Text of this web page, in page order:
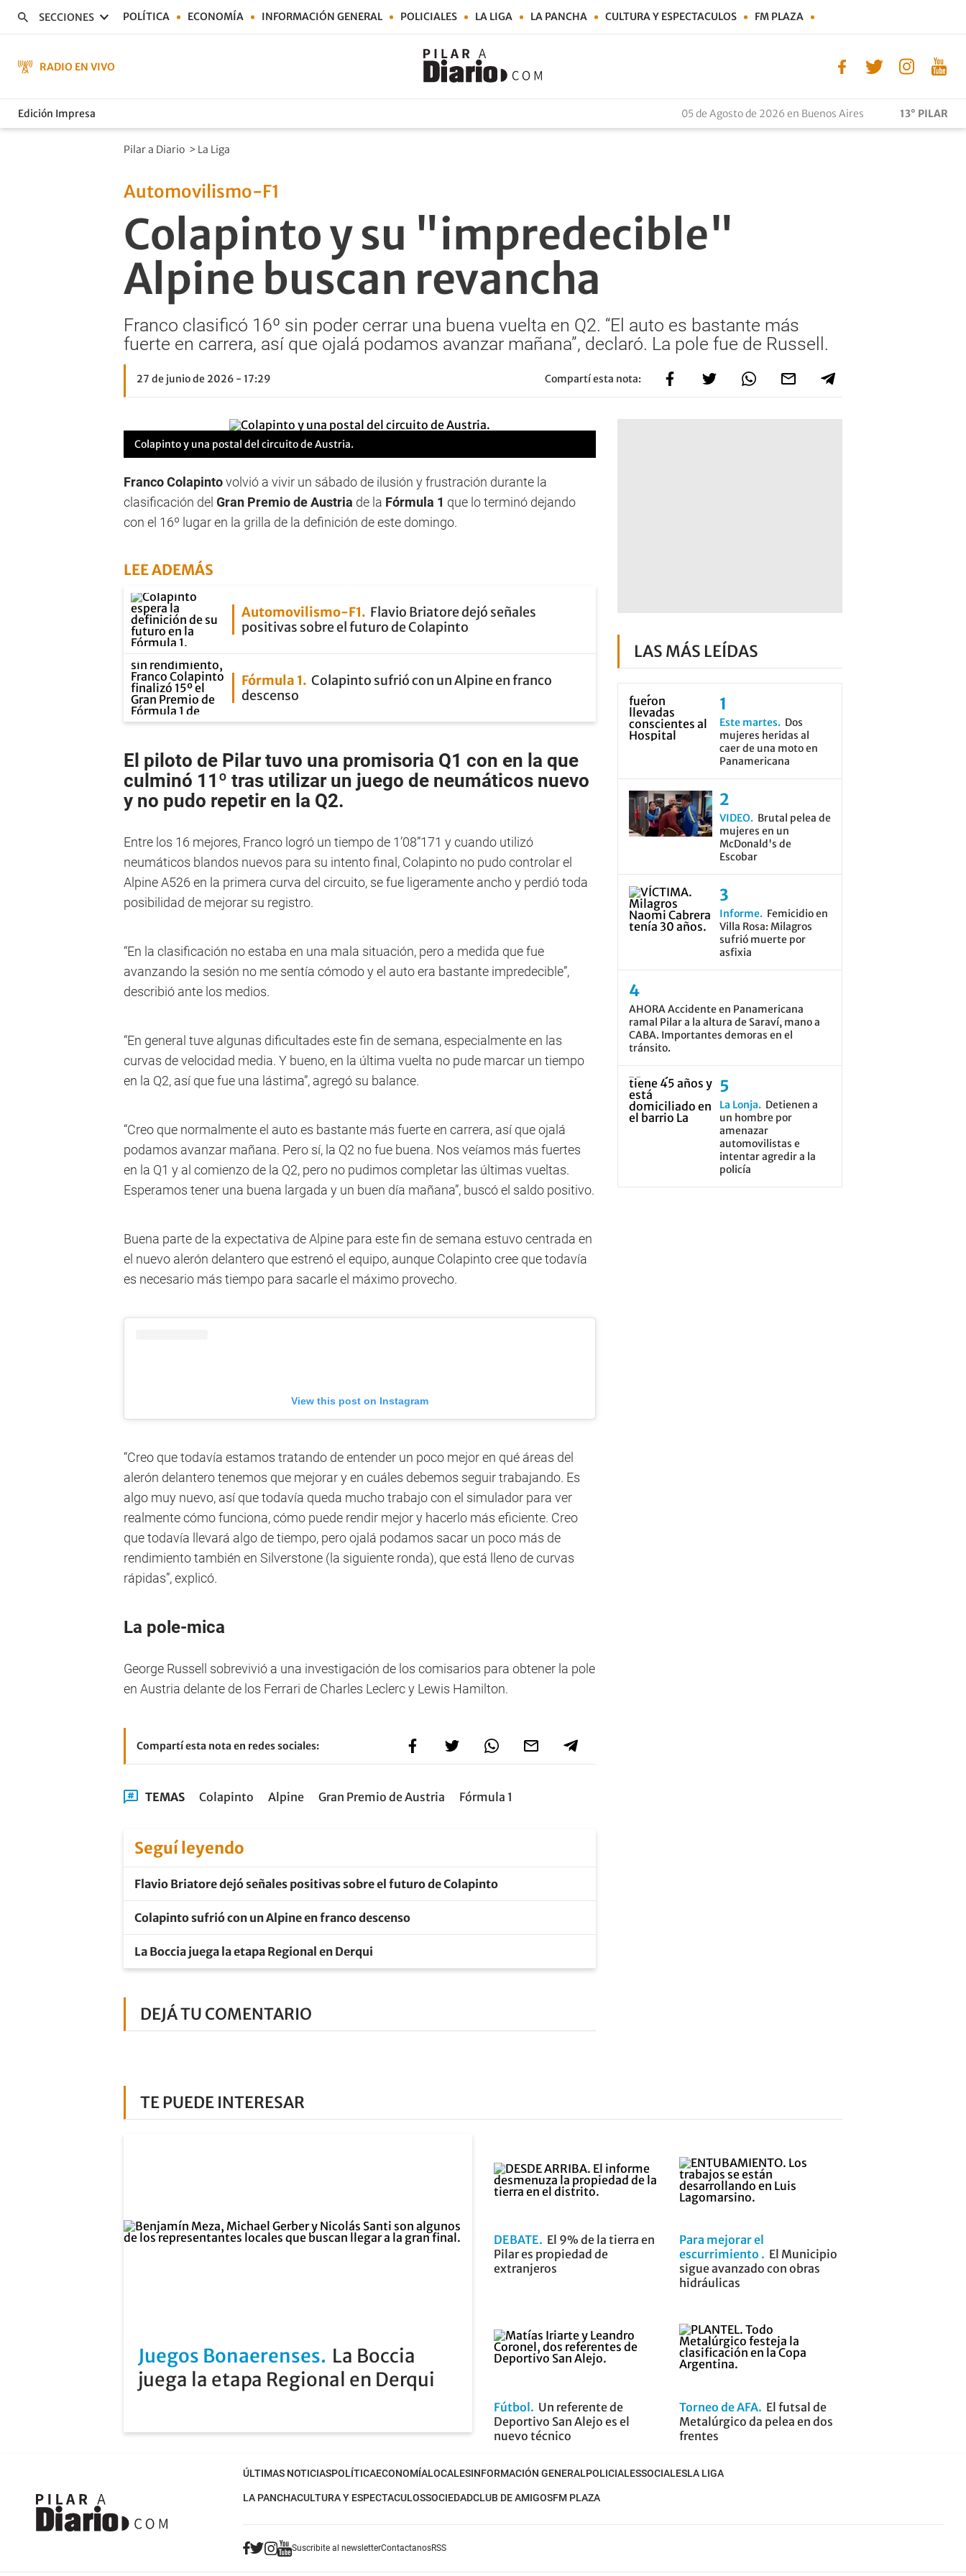
SECCIONES POLÍTICA ECONOMÍA INFORMACIÓN GENERAL POLICIALES LA LIGA LA PANCHA CULTURA Y ESPECTACULOS FM PLAZA
RADIO EN VIVO
Edición Impresa 05 de Agosto de 2026 en Buenos Aires 13° PILAR
Pilar a Diario > La Liga
Automovilismo-F1
Colapinto y su "impredecible"
Alpine buscan revancha
Franco clasificó 16º sin poder cerrar una buena vuelta en Q2. “El auto es bastante más
fuerte en carrera, así que ojalá podamos avanzar mañana”, declaró. La pole fue de Russell.
27 de junio de 2026 - 17:29 Compartí esta nota:
Colapinto y una postal del circuito de Austria.
Franco Colapintovolvió a vivir un sábado de ilusión y frustración durante la
clasificación del Gran Premio de Austria de la Fórmula 1 que lo terminó dejando
con el 16º lugar en la grilla de la definición de este domingo.
LEE ADEMÁS
Automovilismo-F1
Flavio Briatore dejó señales
positivas sobre el futuro de Colapinto
Fórmula 1
Colapinto sufrió con un Alpine en franco
descenso
El piloto de Pilartuvo una promisoria Q1 con en la que
culminó 11º tras utilizar un juego de neumáticos nuevo
y no pudo repetir en la Q2.
Entre los 16 mejores, Franco logró un tiempo de 1’08”171 y cuando utilizó
neumáticos blandos nuevos para su intento final, Colapinto no pudo controlar el
Alpine A526 en la primera curva del circuito, se fue ligeramente ancho y perdió toda
posibilidad de mejorar su registro.
“En la clasificación no estaba en una mala situación, pero a medida que fue
avanzando la sesión no me sentía cómodo y el auto era bastante impredecible”,
describió ante los medios.
“En general tuve algunas dificultades este fin de semana, especialmente en las
curvas de velocidad media. Y bueno, en la última vuelta no pude marcar un tiempo
en la Q2, así que fue una lástima”, agregó su balance.
“Creo que normalmente el auto es bastante más fuerte en carrera, así que ojalá
podamos avanzar mañana. Pero sí, la Q2 no fue buena. Nos veíamos más fuertes
en la Q1 y al comienzo de la Q2, pero no pudimos completar las últimas vueltas.
Esperamos tener una buena largada y un buen día mañana”, buscó el saldo positivo.
Buena parte de la expectativa de Alpine para este fin de semana estuvo centrada en
el nuevo alerón delantero que estrenó el equipo, aunque Colapinto cree que todavía
es necesario más tiempo para sacarle el máximo provecho.
View this post on Instagram
“Creo que todavía estamos tratando de entender un poco mejor en qué áreas del
alerón delantero tenemos que mejorar y en cuáles debemos seguir trabajando. Es
algo muy nuevo, así que todavía queda mucho trabajo con el simulador para ver
realmente cómo funciona, cómo puede rendir mejor y hacerlo más eficiente. Creo
que todavía llevará algo de tiempo, pero ojalá podamos sacar un poco más de
rendimiento también en Silverstone (la siguiente ronda), que está lleno de curvas
rápidas”, explicó.
La pole-mica
George Russell sobrevivió a una investigación de los comisarios para obtener la pole
en Austria delante de los Ferrari de Charles Leclerc y Lewis Hamilton.
Compartí esta nota en redes sociales:
TEMAS Colapinto Alpine Gran Premio de Austria Fórmula 1
Seguí leyendo
Flavio Briatore dejó señales positivas sobre el futuro de Colapinto
Colapinto sufrió con un Alpine en franco descenso
La Boccia juega la etapa Regional en Derqui
DEJÁ TU COMENTARIO
LAS MÁS LEÍDAS
Este martes
Dos
mujeres heridas al
caer de una moto en
Panamericana
VIDEO
Brutal pelea de
mujeres en un
McDonald's de
Escobar
Informe
Femicidio en
Villa Rosa: Milagros
sufrió muerte por
asfixia
AHORA Accidente en Panamericana
ramal Pilar a la altura de Saraví, mano a
CABA. Importantes demoras en el
tránsito.
La Lonja
Detienen a
un hombre por
amenazar
automovilistas e
intentar agredir a la
policía
TE PUEDE INTERESAR
Juegos Bonaerenses La Boccia
juega la etapa Regional en Derqui
DEBATE
El 9% de la tierra en
Pilar es propiedad de
extranjeros
Para mejorar el
escurrimiento
El Municipio
sigue avanzado con obras
hidráulicas
Fútbol
Un referente de
Deportivo San Alejo es el
nuevo técnico
Torneo de AFA
El futsal de
Metalúrgico da pelea en dos
frentes
ÚLTIMAS NOTICIASPOLÍTICAECONOMÍALOCALESINFORMACIÓN GENERALPOLICIALESSOCIALESLA LIGA
LA PANCHACULTURA Y ESPECTACULOSSOCIEDADCLUB DE AMIGOSFM PLAZA
Suscribite al newsletterContactanosRSS